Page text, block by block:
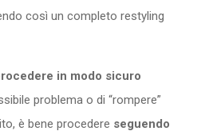
così un completo restyling
in modo sicuro
problema o di “rompere”
è bene procedere seguendo